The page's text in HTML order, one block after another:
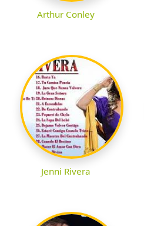
Arthur Conley
Jenni Rivera